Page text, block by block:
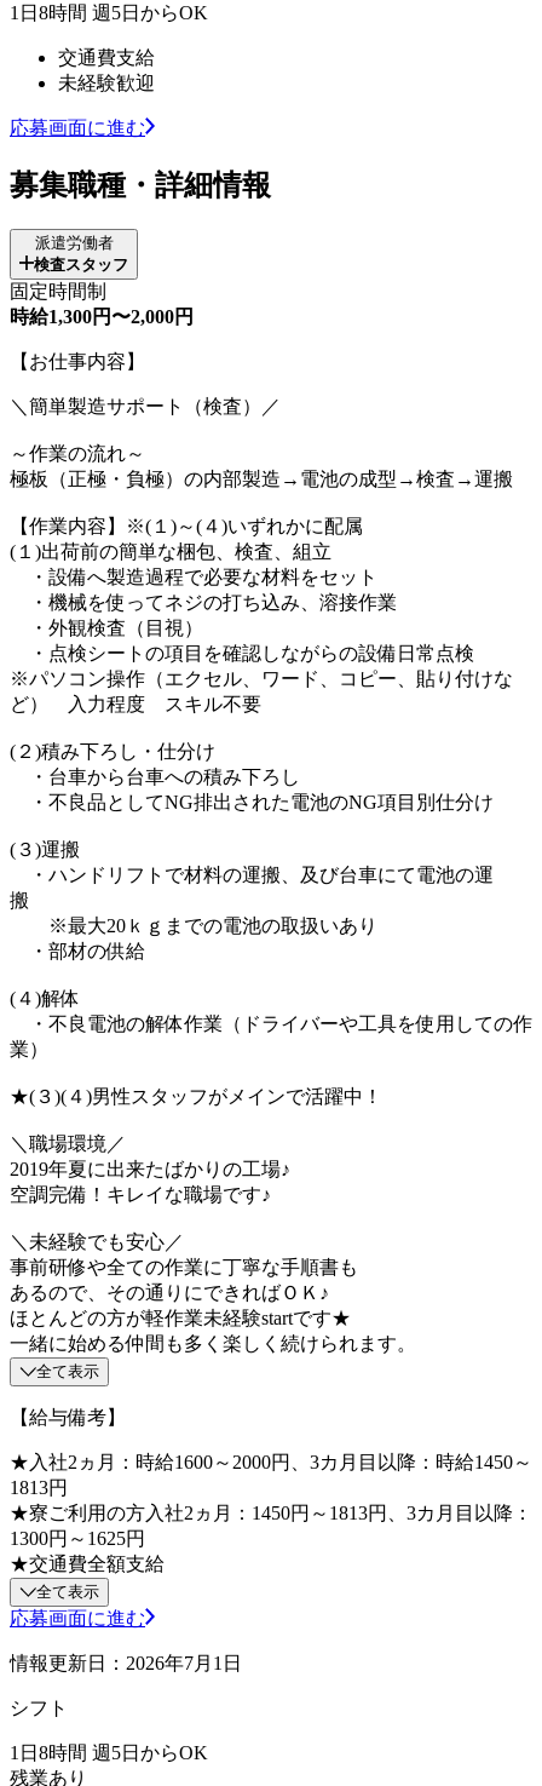
1日8時間 週5日からOK
交通費支給
未経験歓迎
応募画面に進む
募集職種・詳細情報
派遣労働者
検査スタッフ
固定時間制
時給1,300円〜2,000円
【お仕事内容】
＼簡単製造サポート（検査）／
～作業の流れ～
極板（正極・負極）の内部製造→電池の成型→検査→運搬
【作業内容】※(１)～(４)いずれかに配属
(１)出荷前の簡単な梱包、検査、組立
・設備へ製造過程で必要な材料をセット
・機械を使ってネジの打ち込み、溶接作業
・外観検査（目視）
・点検シートの項目を確認しながらの設備日常点検
※パソコン操作（エクセル、ワード、コピー、貼り付けな
ど） 入力程度 スキル不要
(２)積み下ろし・仕分け
・台車から台車への積み下ろし
・不良品としてNG排出された電池のNG項目別仕分け
(３)運搬
・ハンドリフトで材料の運搬、及び台車にて電池の運
搬
※最大20ｋｇまでの電池の取扱いあり
・部材の供給
(４)解体
・不良電池の解体作業（ドライバーや工具を使用しての作
業）
★(３)(４)男性スタッフがメインで活躍中！
＼職場環境／
2019年夏に出来たばかりの工場♪
空調完備！キレイな職場です♪
＼未経験でも安心／
事前研修や全ての作業に丁寧な手順書も
あるので、その通りにできればＯＫ♪
ほとんどの方が軽作業未経験startです★
一緒に始める仲間も多く楽しく続けられます。
全て表示
【給与備考】
★入社2ヵ月：時給1600～2000円、3カ月目以降：時給1450～
1813円
★寮ご利用の方入社2ヵ月：1450円～1813円、3カ月目以降：
1300円～1625円
★交通費全額支給
全て表示
応募画面に進む
情報更新日：2026年7月1日
シフト
1日8時間 週5日からOK
残業あり